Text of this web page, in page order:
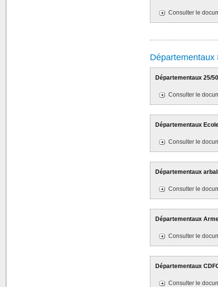
Consulter le
Départementaux
Départementaux 25/
Consulter le
Départementaux
Consulter le
Départementaux
Consulter le
Départementaux
Consulter le
Départementaux
Consulter le